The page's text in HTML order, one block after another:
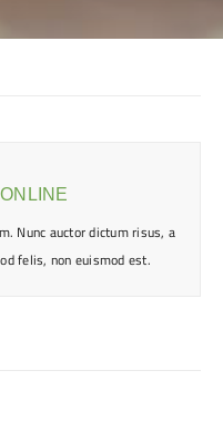
Nunc auctor dictum risus, a
felis, non euismod est.